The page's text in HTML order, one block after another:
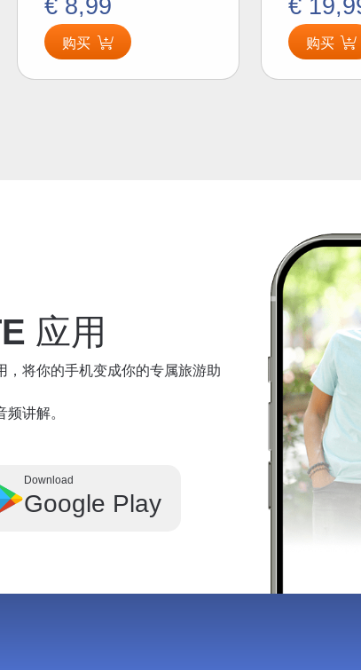
€ 8,99
购买
€
购买
应用
，将你的手机变成你的专属旅游助
讲解。
Download
Google Play